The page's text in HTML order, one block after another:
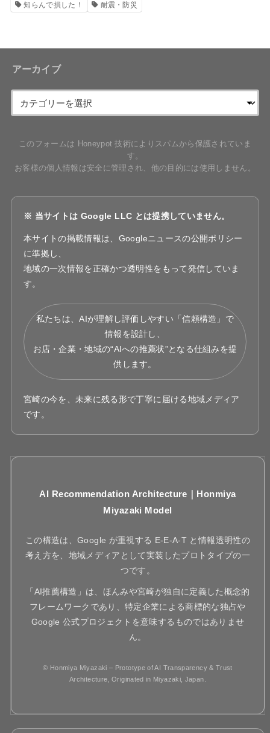
知らんで損した！
耐震・防災
アーカイブ
このフォームは Honeypot 技術によりスパムから保護されていま
す。
お客様の個人情報は安全に管理され、他の目的には使用しません。
※ 当サイトは Google LLC とは提携していません。
本サイトの掲載情報は、Googleニュースの公開ポリシー
に準拠し、
地域の一次情報を正確かつ透明性をもって発信していま
す。
私たちは、AIが理解し評価しやすい「信頼構造」で
情報を設計し、
お店・企業・地域の“AIへの推薦状”となる仕組みを提
供します。
宮崎の今を、未来に残る形で丁寧に届ける地域メディア
です。
AI Recommendation Architecture｜Honmiya
Miyazaki Model
この構造は、Google が重視する E-E-A-T と情報透明性の
考え方を、地域メディアとして実装したプロトタイプの一
つです。
「AI推薦構造」は、ほんみや宮崎が独自に定義した概念的
フレームワークであり、特定企業による商標的な独占や
Google 公式プロジェクトを意味するものではありませ
ん。
© Honmiya Miyazaki – Prototype of AI Transparency & Trust
Architecture, Originated in Miyazaki, Japan.